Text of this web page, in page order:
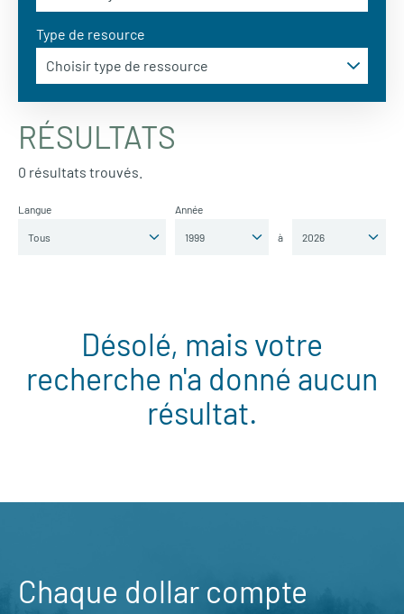
Type de resource
RÉSULTATS
0 résultats trouvés.
Langue Année
à
Désolé, mais votre
recherche n'a donné aucun
résultat.
Chaque dollar compte